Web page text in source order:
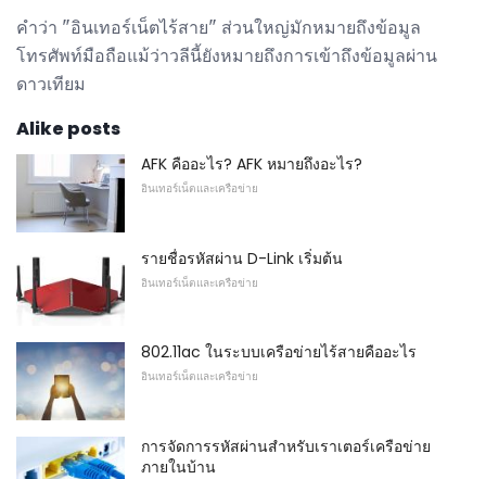
คำว่า "อินเทอร์เน็ตไร้สาย" ส่วนใหญ่มักหมายถึงข้อมูล
โทรศัพท์มือถือแม้ว่าวลีนี้ยังหมายถึงการเข้าถึงข้อมูลผ่าน
ดาวเทียม
Alike posts
AFK คืออะไร? AFK หมายถึงอะไร?
อินเทอร์เน็ตและเครือข่าย
รายชื่อรหัสผ่าน D-Link เริ่มต้น
อินเทอร์เน็ตและเครือข่าย
802.11ac ในระบบเครือข่ายไร้สายคืออะไร
อินเทอร์เน็ตและเครือข่าย
การจัดการรหัสผ่านสำหรับเราเตอร์เครือข่าย
ภายในบ้าน